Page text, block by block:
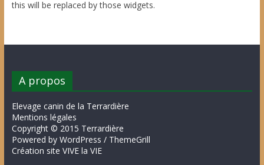
this will be replaced by those widgets.
A propos
Elevage canin de la Terrardière
Mentions légales
Copyright © 2015 Terrardière
Powered by WordPress / ThemeGrill
Création site VIVE la VIE